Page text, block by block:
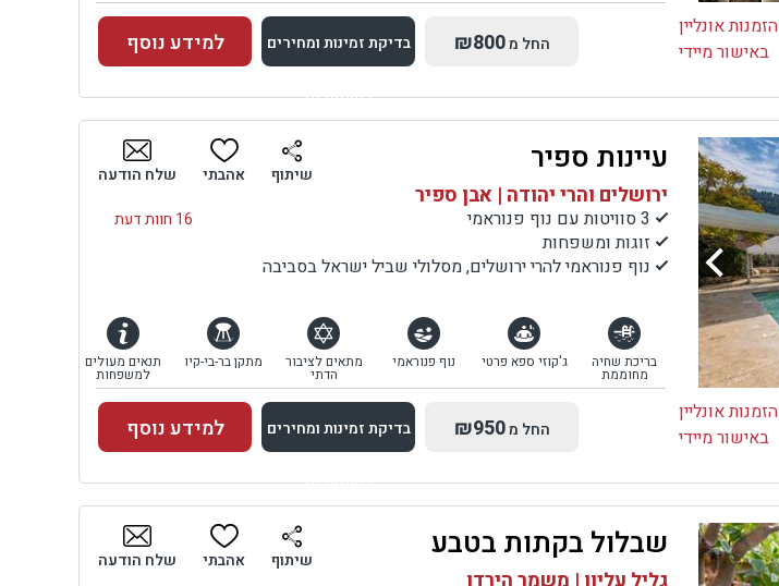
הזמנות אונליין
באישור מיידי
החל מ₪800 בדיקת זמינות ומחירים
למתחם זה
בדיקת זמינות ומחירים
למידע נוסף
עיינות ספיר
ירושלים והרי יהודה | אבן ספיר
16 חוות דעת
3 סוויטות עם נוף פנוראמי
זוגות ומשפחות
נוף פנוראמי להרי ירושלים, מסלולי שביל ישראל בסביבה
שיתוף אהבתי שלח הודעה
בריכת שחיה
מחוממת
ג'קוזי ספא פרטי נוף פנוראמי מתאים לציבור
הדתי
מתקן בר-בי-קיו תנאים מעולים
למשפחות
הזמנות אונליין
באישור מיידי
החל מ₪950 בדיקת זמינות ומחירים
למתחם זה
בדיקת זמינות ומחירים
למידע נוסף
שבלול בקתות בטבע שיתוף אהבתי שלח הודעה